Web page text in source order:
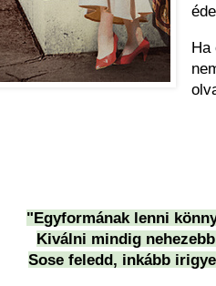
Ha
"Egyformának lenni
Kiválni mindig
Sose feledd, inkább